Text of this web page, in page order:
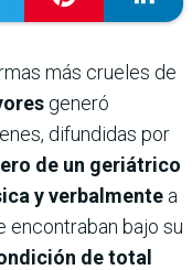
más crueles de
generó
difundidas por
de un geriátrico
y verbalmente a
encontraban bajo su
de total